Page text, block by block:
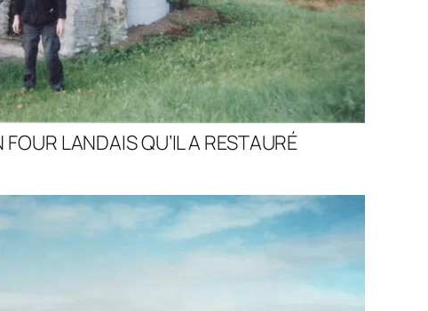
FOUR LANDAIS QU’IL A RESTAURÉ